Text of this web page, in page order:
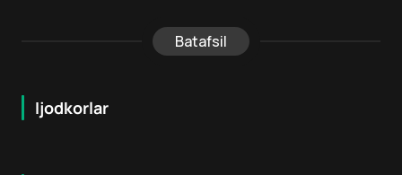
Batafsil
Ijodkorlar